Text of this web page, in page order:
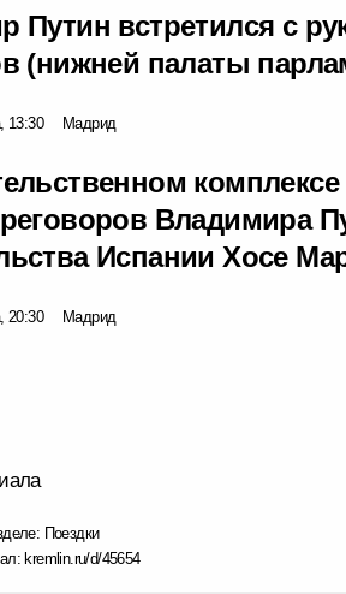
Путин встретился с
(нижней палаты
13:30 Мадрид
Владимира
Испании Хосе
20:30 Мадрид
Поездки
kremlin.ru/d/45654